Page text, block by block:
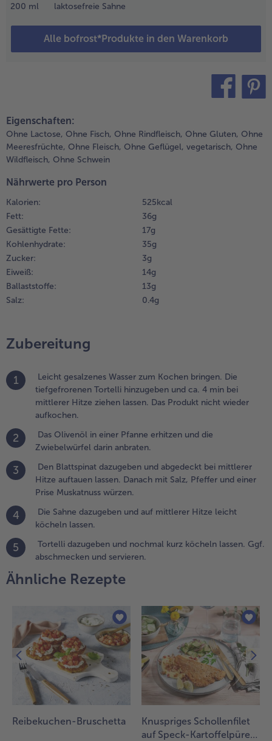
alle Brot & Brötchen
alle Obst
Wein & Spirituosen
alle Wein & Spirituosen
alle Für die Heißluftfritteuse
alle bofrost*plus.
Weiterempfehlen &
200 ml laktosefreie Sahne
Alle bofrost*Produkte in den Warenkorb
Olivenöl
Prise
auf
nochmal
köcheln
Ggf.
Eigenschaften:
Ohne Lactose, Ohne Fisch, Ohne Rindfleisch, Ohne Gluten, Ohne
Meeresfrüchte, Ohne Fleisch, Ohne Geflügel, vegetarisch, Ohne
Wildfleisch, Ohne Schwein
Nährwerte pro Person
Kalorien:
525 kcal
Fett:
36 g
Gesättigte Fette:
17 g
Kohlenhydrate:
35 g
Zucker:
3 g
Eiweiß:
14 g
Ballaststoffe:
13 g
Salz:
0.4 g
Zubereitung
1
Leicht gesalzenes Wasser zum Kochen bringen. Die
tiefgefrorenen Tortelli hinzugeben und ca. 4 min bei
mittlerer Hitze ziehen lassen. Das Produkt nicht wieder
aufkochen.
2
Das Olivenöl in einer Pfanne erhitzen und die
Zwiebelwürfel darin anbraten.
3
Den Blattspinat dazugeben und abgedeckt bei mittlerer
Hitze auftauen lassen. Danach mit Salz, Pfeffer und einer
Prise Muskatnuss würzen.
4
Die Sahne dazugeben und auf mittlerer Hitze leicht
köcheln lassen.
5
Tortelli dazugeben und nochmal kurz köcheln lassen. Ggf.
abschmecken und servieren.
Ähnliche Rezepte
Reibekuchen-Bruschetta
Knuspriges Schollenfilet
auf Speck-Kartoffelpüree